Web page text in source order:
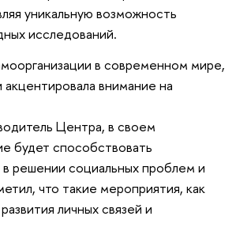
уникальную возможность
исследований.
в современном мире,
внимание на
Центра, в своем
будет способствовать
решении социальных проблем и
что такие мероприятия, как
личных связей и